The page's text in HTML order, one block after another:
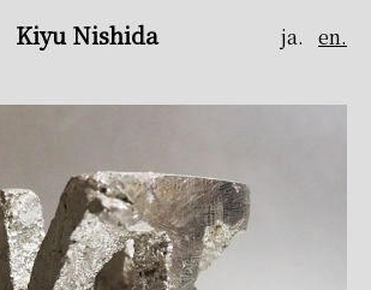
Kiyu Nishida ja. en.